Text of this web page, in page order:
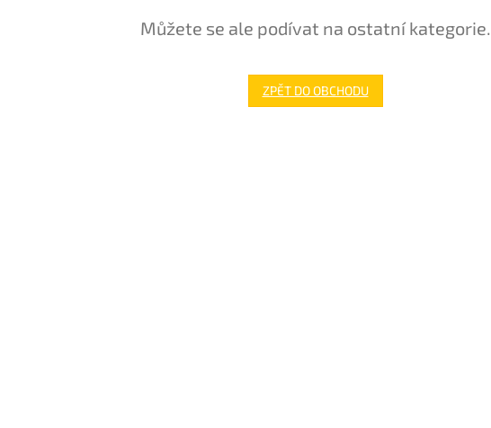
Můžete se ale podívat na ostatní kategorie.
ZPĚT DO OBCHODU